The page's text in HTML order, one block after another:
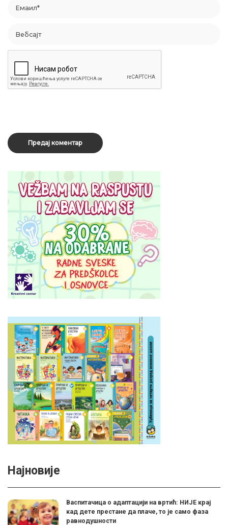
Најновије
Васпитачица о адаптацији на вртић: НИЈЕ крај
кад дете престане да плаче, то је само фаза
равнодушности